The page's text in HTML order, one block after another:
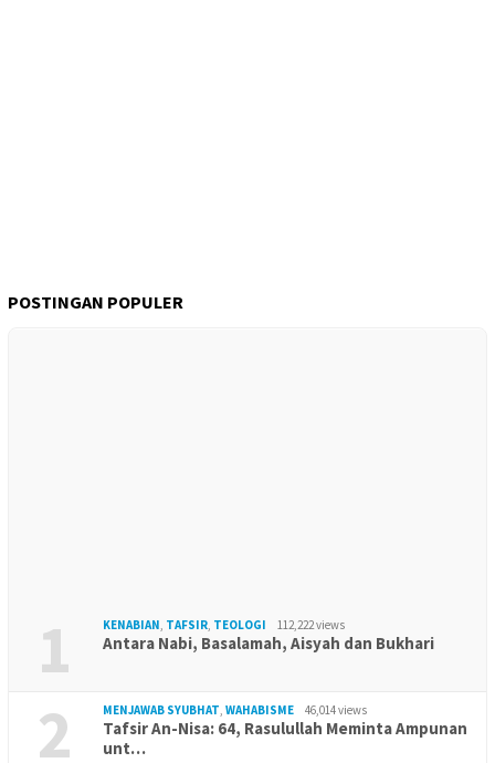
POSTINGAN POPULER
1 KENABIAN, TAFSIR, TEOLOGI 112,222 views
Antara Nabi, Basalamah, Aisyah dan Bukhari
2 MENJAWAB SYUBHAT, WAHABISME 46,014 views
Tafsir An-Nisa: 64, Rasulullah Meminta Ampunan
unt…